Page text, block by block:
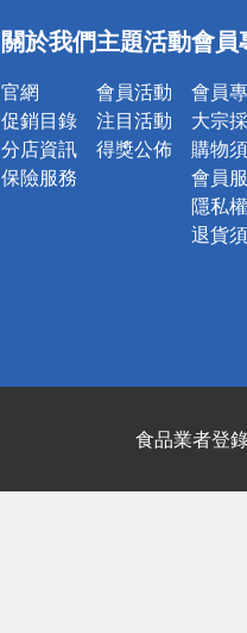
詐騙
關於我們
官網
促銷目錄
分店資訊
保險服務
主題活動
會員活動
注目活動
得獎公佈
會員
會員
大宗
購物
會員
隱私
退貨
食品業者登